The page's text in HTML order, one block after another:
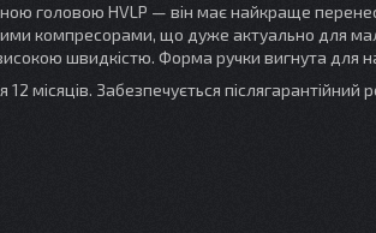
головою HVLP — він має найкраще
компресорами, що дуже актуально для
швидкістю. Форма ручки вигнута для
місяців. Забезпечується